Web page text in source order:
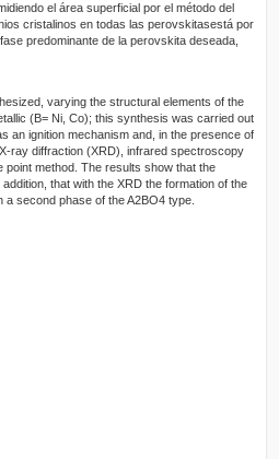
el área superficial por el método del
cristalinos en todas las perovskitasestá por
predominante de la perovskita deseada,
varying the structural elements of the
(B= Ni, Co); this synthesis was carried out
an ignition mechanism and, in the presence of
ray diffraction (XRD), infrared spectroscopy
method. The results show that the
that with the XRD the formation of the
second phase of the A2BO4 type.